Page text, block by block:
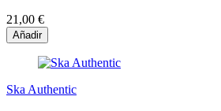
21,00 €
Añadir
Ska Authentic